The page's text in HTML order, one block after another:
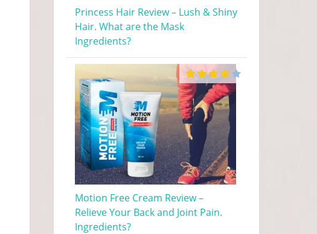
Princess Hair Review – Lush & Shiny
Hair. What are the Mask
Ingredients?
Motion Free Cream Review –
Relieve Your Back and Joint Pain.
Ingredients?